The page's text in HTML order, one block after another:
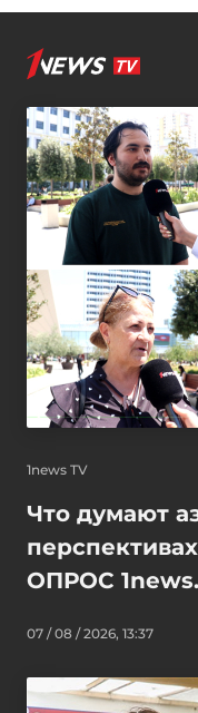
1news TV
Что думают
ОПРОС
07 / 08 / 2026, 13:37